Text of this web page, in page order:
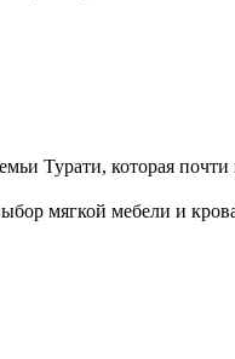
Турати, которая
мягкой мебели и